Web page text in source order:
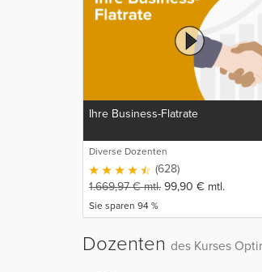
Ihre Business-Flatrate
Diverse Dozenten
(628)
1.669,97€mtl. 99,90 € mtl.
Sie sparen 94 %
Dozenten des Kurses